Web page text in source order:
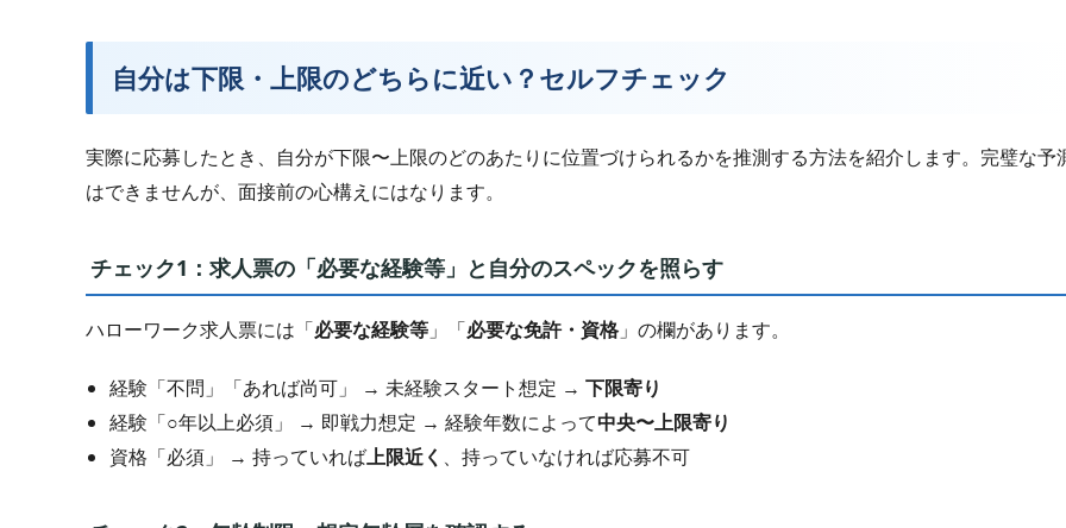
自分は下限・上限のどちらに近い？セルフチェック
実際に応募したとき、自分が下限〜上限のどのあたりに位置づけられるかを推測する方法を紹介します。完璧な予
はできませんが、面接前の心構えにはなります。
チェック1：求人票の「必要な経験等」と自分のスペックを照らす
ハローワーク求人票には「必要な経験等 」「必要な免許・資格 」の欄があります。
経験「不問」「あれば尚可」 → 未経験スタート想定 → 下限寄り
経験「○年以上必須」 → 即戦力想定 → 経験年数によって中央〜上限寄り
資格「必須」 → 持っていれば上限近く 、持っていなければ応募不可